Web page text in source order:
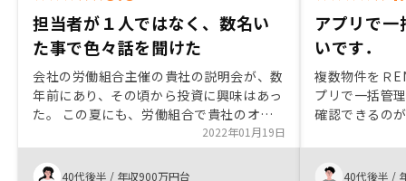
担当者が１人ではなく、数名い
た事で色々話を聞けた
会社の労働組合主催の貴社の説明会が、数
年前にあり、その頃から投資に興味はあっ
た。 この夏にも、労働組合で貴社のオン
ラインセミナーが、開催され、会社で主催
している事が、安心感があった点は良かっ
た。 又、担当者が１人ではなく、数名い
2022年01月19日
40代後半 / 年収900万円台
アプリで
いです．
複数物件をＲ
プリで一括管
確認できるの
一の保険とし
ると思います
40代後半 /